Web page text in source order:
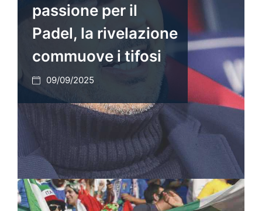
passione per il
Padel, la rivelazione
commuove i tifosi
09/09/2025